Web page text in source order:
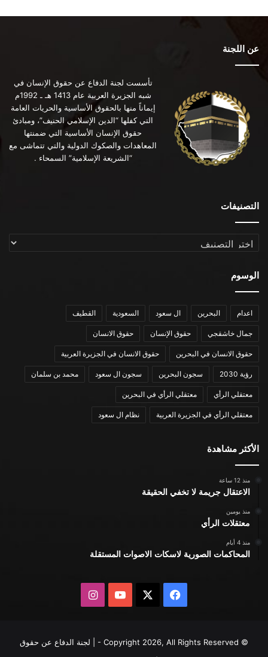
عن اللجنة
تأسست لجنة الدفاع عن حقوق الإنسان في
شبه الجزيرة العربية عام 1413 هـ ـ 1992م
إيماناً منها بالحقوق الأساسية والحريات العامة
التي كفلها “الدين الإسلامي الحنيف”، ومبادئ
حقوق الإنسان الأساسية التي ضمنتها
المعاهدات والصكوك الدولية والتي تتماشى مع
“الشريعة الإسلامية” السمحاء .
التصنيفات
التصنيفات
الوسوم
اعدام البحرين ال سعود السعودية القطيف
جمال خاشقجي حقوق الإنسان حقوق الانسان
حقوق الانسان في البحرين حقوق الانسان في الجزيرة العربية
رؤية 2030 سجون البحرين سجون ال سعود محمد بن سلمان
معتقلي الرأي معتقلي الرأي في البحرين
معتقلي الرأي في الجزيرة العربية نظام ال سعود
الأكثر مشاهدة
منذ 12 ساعة
الاعتقال جريمة لا تخفي الحقيقة
منذ يومين
معتقلات الرأي
منذ 4 أيام
المحاكمات الصورية لاسكات الاصوات المستقلة
فيسبوك يوتيوبانستقرام
© Copyright 2026, All Rights Reserved - | لجنة الدفاع عن حقوق